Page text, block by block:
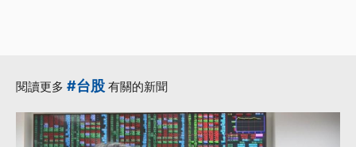
閱讀更多 #台股 有關的新聞